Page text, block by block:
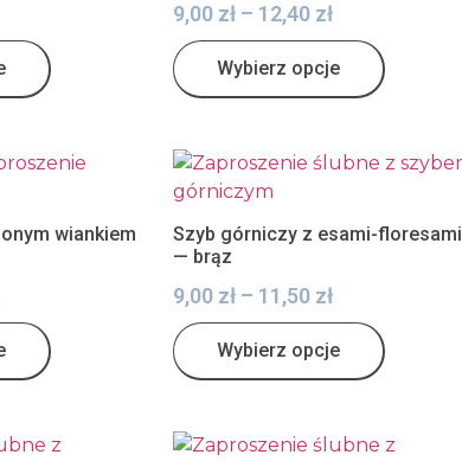
9,00 zł – 12,40 zł
Wybierz opcje
wiankiem
Szyb górniczy z esami-floresami
— brąz
9,00 zł – 11,50 zł
Wybierz opcje